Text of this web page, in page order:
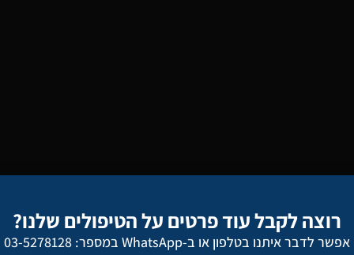
התוצאה הסופית, שמא תהיה לא
מפורסמים שעברו אינספור טיפולים וניתוחים עד שהגיעו למראה
רוצה לקבל עוד פרטים על הטיפולים שלנו?
אפשר לדבר איתנו בטלפון או ב-WhatsApp במספר: 03-5278128